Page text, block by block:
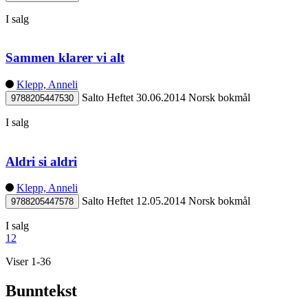
I salg
Sammen klarer vi alt
Klepp, Anneli
9788205447530 Salto Heftet 30.06.2014 Norsk bokmål
I salg
Aldri si aldri
Klepp, Anneli
9788205447578 Salto Heftet 12.05.2014 Norsk bokmål
I salg
12
Viser 1-36
Bunntekst